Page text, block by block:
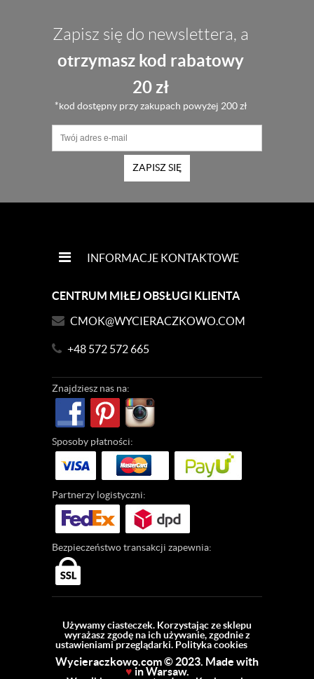
Zapisz się do newslettera, a
otrzymasz kod rabatowy
20 zł
*kod dostępny przy zakupach powyżej 200 zł
ZAPISZ SIĘ
INFORMACJE KONTAKTOWE
CENTRUM MIŁEJ OBSŁUGI KLIENTA
CMOK@WYCIERACZKOWO.COM
+48 572 572 665
Znajdziesz nas na:
Sposoby płatności:
Partnerzy logistyczni:
Bezpieczeństwotransakcji zapewnia:
Używamy ciasteczek. Korzystając ze sklepu
wyrażasz zgodę na ich używanie, zgodnie z
ustawieniami przeglądarki. Polityka cookies
Wycieraczkowo.com © 2023. Made with
♥ in Warsaw.